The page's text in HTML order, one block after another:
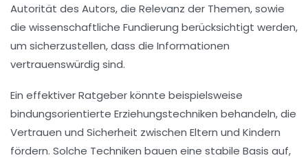
Autorität des Autors, die Relevanz der Themen, sowie
die wissenschaftliche Fundierung berücksichtigt werden,
um sicherzustellen, dass die Informationen
vertrauenswürdig sind.
Ein effektiver Ratgeber könnte beispielsweise
bindungsorientierte Erziehungstechniken behandeln, die
Vertrauen und Sicherheit zwischen Eltern und Kindern
fördern. Solche Techniken bauen eine stabile Basis auf,